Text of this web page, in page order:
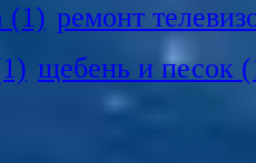
(1) ремонт
щебень и песок